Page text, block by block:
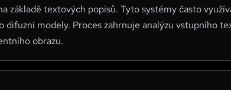
základě textových popisů. Tyto systémy často
modely. Proces zahrnuje analýzu vstupního
obrazu.